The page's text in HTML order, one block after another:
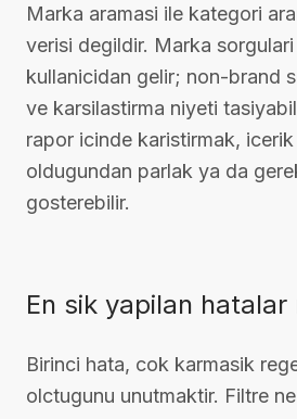
Marka aramasi ile kategori
verisi degildir. Marka
kullanicidan gelir; non-brand
ve karsilastirma niyeti
rapor icinde karistirmak,
oldugundan parlak ya da
gosterebilir.
En sik yapilan hatalar
Birinci hata, cok karmasik
olctugunu unutmaktir. Filtre